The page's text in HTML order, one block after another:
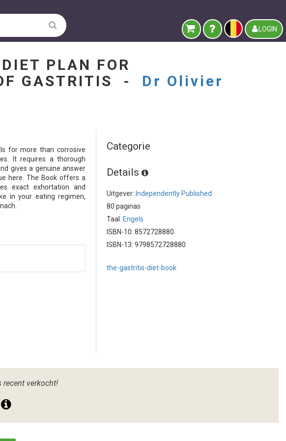
LOGIN
PLAN FOR
GASTRITIS - Dr Olivier
for more than corrosive
It requires a thorough
gives a genuine answer
here. The Book offers a
exact exhortation and
in your eating regimen,
Categorie
Details
Uitgever: Independently Published
80 paginas
Taal: Engels
ISBN-10: 8572728880
ISBN-13: 9798572728880
the-gastritis-diet-book
recent verkocht!